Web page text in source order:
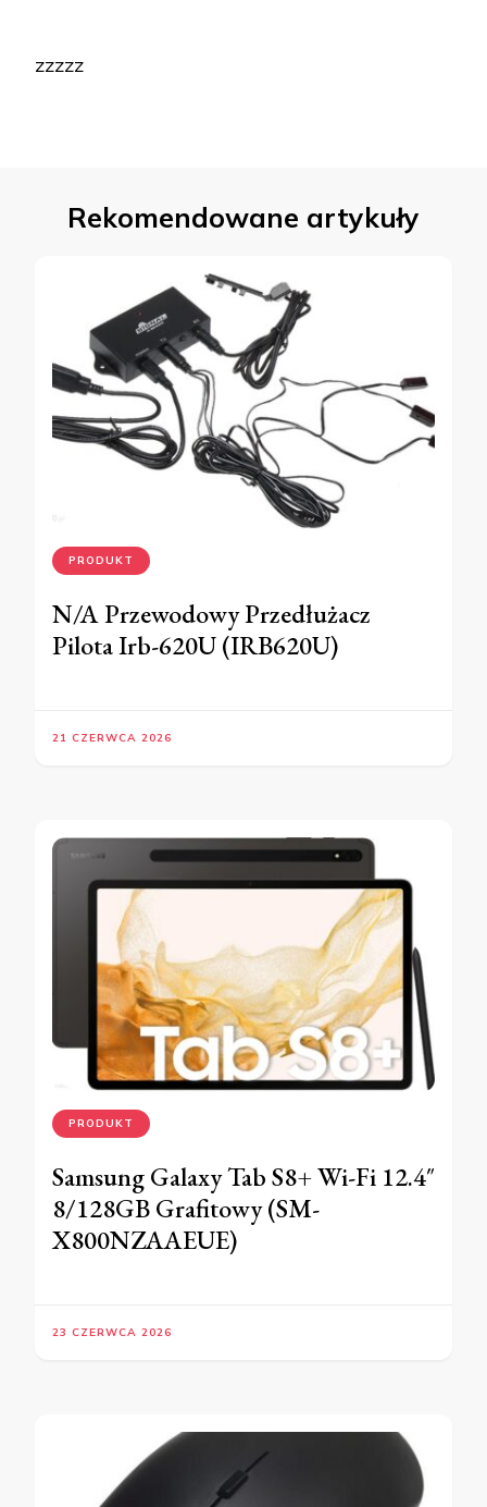
zzzzz
Rekomendowane artykuły
PRODUKT
N/A Przewodowy Przedłużacz
Pilota Irb-620U (IRB620U)
21 CZERWCA 2026
PRODUKT
Samsung Galaxy Tab S8+ Wi-Fi 12.4″
8/128GB Grafitowy (SM-
X800NZAAEUE)
23 CZERWCA 2026